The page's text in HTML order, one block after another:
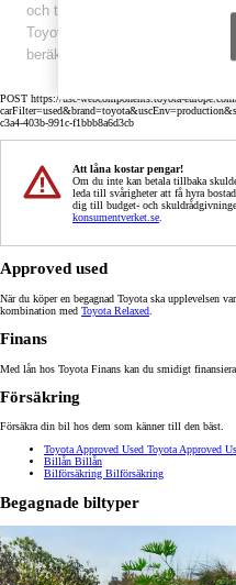
och tryckfel. Detta är ett icke
Toyota Financial Services. Ett
beräkning tillhandahålles av er
POST https://usc-webcomponents.toyota-
c3a4-403b-991c-f1bbb8a6d3cb
Att låna kostar pengar!
Om du inte kan betala tillbaka
leda till svårigheter att få hyra
dig till budget- och
konsumentverket.se
Approved used
När du köper en begagnad Toyota ska upplevelsen
kombination med Toyota Relaxed
Finans
Med lån hos Toyota Finans kan du smidigt
Försäkring
Försäkra din bil hos dem som känner till den bäst.
Toyota Approved Used Toyota Approved
Billån Billån
Bilförsäkring Bilförsäkring
Begagnade biltyper